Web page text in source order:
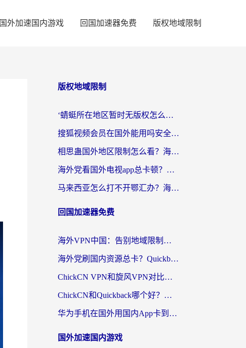
国外加速国内游戏 回国加速器免费 版权地域限制
版权地域限制
‘蜻蜓所在地区暂时无版权怎么办’？海外党看国内内容、办国内事的实用指南
搜狐视频会员在国外能用吗安全吗？留学生亲测有效的回国观影解决方案
相思蛊国外地区限制怎么看？海外党追剧听歌的终极解决方案
海外党看国外电视app总卡顿？选对回国加速器，追剧购物两不误
马来西亚怎么打不开鄂汇办？海外华人必备的回国加速指南，解决追剧、办事、阅读难题
回国加速器免费
海外VPN中国：告别地域限制，留学生与华人如何轻松刷国内剧、玩国服？
海外党刷国内资源总卡？Quickback和采集蜂好用吗？这篇指南帮你避坑
ChickCN VPN和旋风VPN对比哪个回国效果更好？海外党亲测实用指南
ChickCN和Quickback哪个好？海外党亲测回国加速器，轻松解锁国内资源（附避坑指南）
华为手机在国外用国内App卡到崩溃？这篇加速器指南帮你无缝刷剧打游戏
国外加速国内游戏